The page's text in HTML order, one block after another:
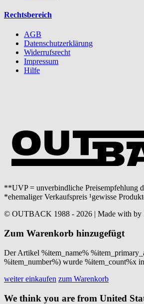
Rechtsbereich
AGB
Datenschutzerklärung
Widerrufsrecht
Impressum
Hilfe
**UVP = unverbindliche Preisempfehlung
*ehemaliger Verkaufspreis ¹gewisse
© OUTBACK 1988 - 2026 | Made with by
Zum Warenkorb hinzugefügt
Der Artikel %item_name%
%item_number%) wurde %item_count%x
weiter einkaufen zum Warenkorb
We think you are from United